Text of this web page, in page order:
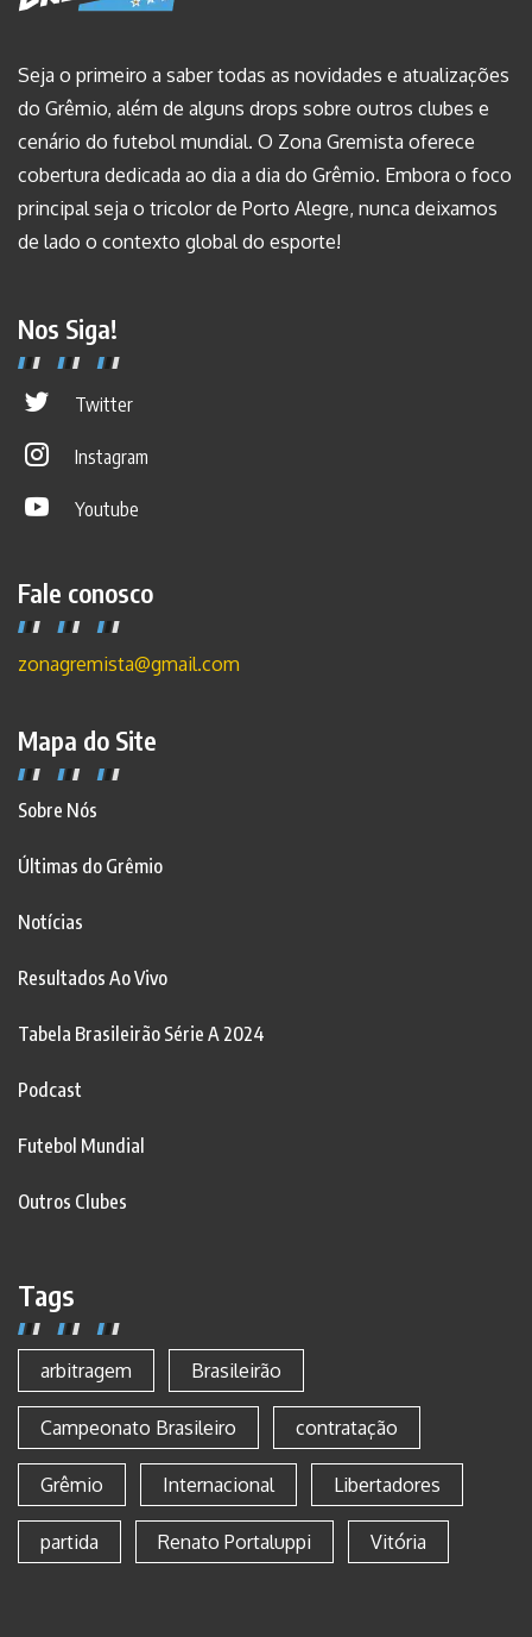
Seja o primeiro a saber todas as novidades e atualizações
do Grêmio, além de alguns drops sobre outros clubes e
cenário do futebol mundial. O Zona Gremista oferece
cobertura dedicada ao dia a dia do Grêmio. Embora o foco
principal seja o tricolor de Porto Alegre, nunca deixamos
de lado o contexto global do esporte!
Nos Siga!
Twitter
Instagram
Youtube
Fale conosco
zonagremista@gmail.com
Mapa do Site
Sobre Nós
Últimas do Grêmio
Notícias
Resultados Ao Vivo
Tabela Brasileirão Série A 2024
Podcast
Futebol Mundial
Outros Clubes
Tags
arbitragem Brasileirão
Campeonato Brasileiro contratação
Grêmio Internacional Libertadores
partida Renato Portaluppi Vitória